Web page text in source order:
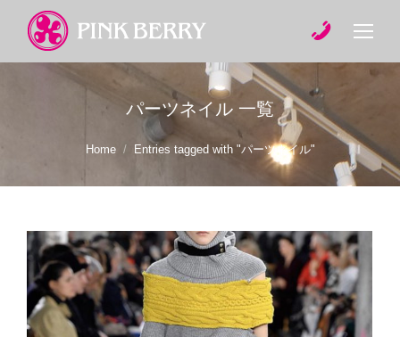
パーツネイル 一覧
You are here:
Home Entries tagged with "パーツネイル"